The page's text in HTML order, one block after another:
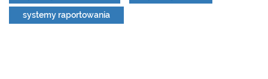
systemy raportowania